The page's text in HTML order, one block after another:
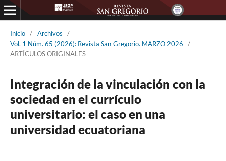
Inicio / Archivos
/
Vol. 1 Núm. 65 (2026): Revista San Gregorio. MARZO 2026
/
ARTÍCULOS ORIGINALES
Integración de la vinculación con la
sociedad en el currículo
universitario: el caso en una
universidad ecuatoriana